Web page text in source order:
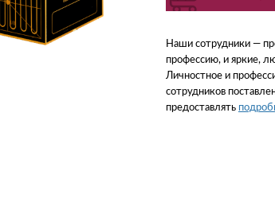
Наши сотрудники —
профессию, и яркие,
Личностное и
сотрудников
предоставлять